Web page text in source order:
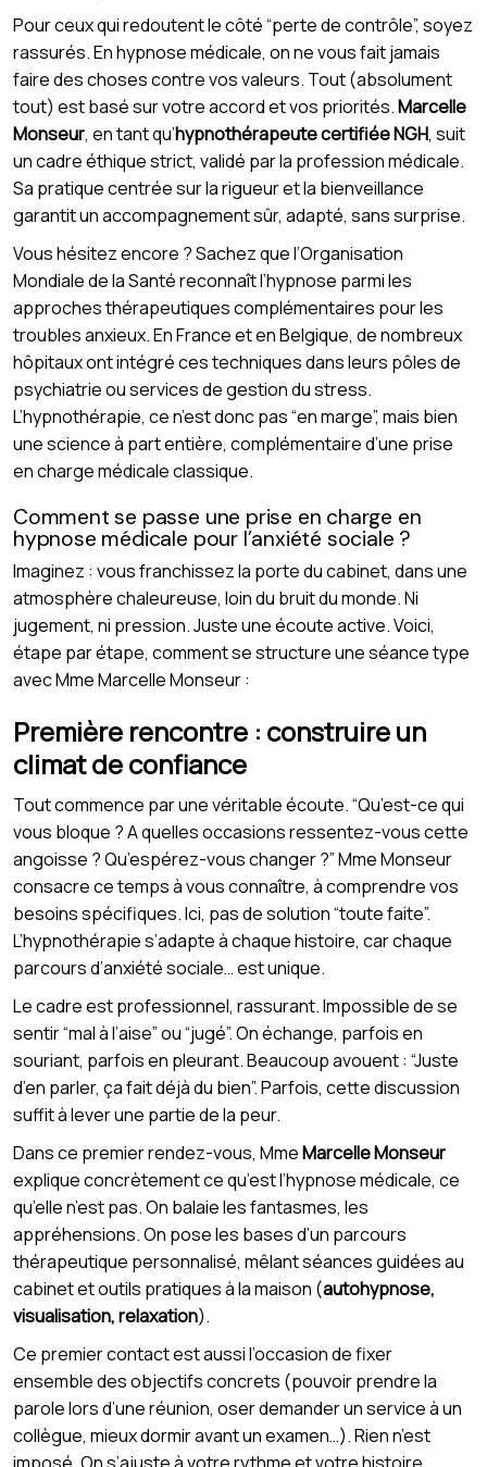
Pour ceux qui redoutent le côté “perte de contrôle”, soyez
rassurés. En hypnose médicale, on ne vous fait jamais
faire des choses contre vos valeurs. Tout (absolument
tout) est basé sur votre accord et vos priorités.Marcelle
Monseur, en tant qu’hypnothérapeute certifiée NGH, suit
un cadre éthique strict, validé par la profession médicale.
Sa pratique centrée sur la rigueur et la bienveillance
garantit un accompagnement sûr, adapté, sans surprise.
Vous hésitez encore ? Sachez que l’Organisation
Mondiale de la Santé reconnaît l’hypnose parmi les
approches thérapeutiques complémentaires pour les
troubles anxieux. En France et en Belgique, de nombreux
hôpitaux ont intégré ces techniques dans leurs pôles de
psychiatrie ou services de gestion du stress.
L’hypnothérapie, ce n’est donc pas “en marge”, mais bien
une science à part entière, complémentaire d’une prise
en charge médicale classique.
Comment se passe une prise en charge en
hypnose médicale pour l’anxiété sociale ?
Imaginez : vous franchissez la porte du cabinet, dans une
atmosphère chaleureuse, loin du bruit du monde. Ni
jugement, ni pression. Juste une écoute active. Voici,
étape par étape, comment se structure une séance type
avec Mme Marcelle Monseur :
Première rencontre : construire un
climat de confiance
Tout commence par une véritable écoute. “Qu’est-ce qui
vous bloque ? A quelles occasions ressentez-vous cette
angoisse ? Qu’espérez-vous changer ?” Mme Monseur
consacre ce temps à vous connaître, à comprendre vos
besoins spécifiques. Ici, pas de solution “toute faite”.
L’hypnothérapie s’adapte à chaque histoire, car chaque
parcours d’anxiété sociale… est unique.
Le cadre est professionnel, rassurant. Impossible de se
sentir “mal à l’aise” ou “jugé”. On échange, parfois en
souriant, parfois en pleurant. Beaucoup avouent : “Juste
d’en parler, ça fait déjà du bien”. Parfois, cette discussion
suffit à lever une partie de la peur.
Dans ce premier rendez-vous, MmeMarcelle Monseur
explique concrètement ce qu’est l’hypnose médicale, ce
qu’elle n’est pas. On balaie les fantasmes, les
appréhensions. On pose les bases d’un parcours
thérapeutique personnalisé, mêlant séances guidées au
cabinet et outils pratiques à la maison (autohypnose,
visualisation, relaxation).
Ce premier contact est aussi l’occasion de fixer
ensemble des objectifs concrets (pouvoir prendre la
parole lors d’une réunion, oser demander un service à un
collègue, mieux dormir avant un examen…). Rien n’est